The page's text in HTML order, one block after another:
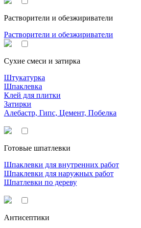
Растворители и обезжириватели
Растворители и обезжириватели
Сухие смеси и затирка
Штукатурка
Шпаклевка
Клей для плитки
Затирки
Алебастр, Гипс, Цемент, Побелка
Готовые шпатлевки
Шпаклевки для внутренних работ
Шпаклевки для наружных работ
Шпатлевки по дереву
Антисептики